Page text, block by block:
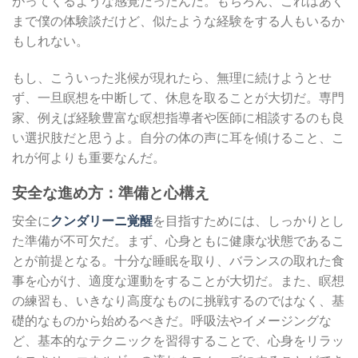
まで僕の体験談だけど、似たような経験をする人もいるか
もしれない。
もし、こういった兆候が現れたら、無理に続けようとせ
ず、一旦瞑想を中断して、休息を取ることが大切だ。専門
家、例えば経験豊富な瞑想指導者や医師に相談するのも良
い選択肢だと思うよ。自分の体の声に耳を傾けること、こ
れが何よりも重要なんだ。
安全な進め方：準備と心構え
安全にクンダリーニ覚醒を目指すためには、しっかりとし
た準備が不可欠だ。まず、心身ともに健康な状態であるこ
とが前提となる。十分な睡眠を取り、バランスの取れた食
事を心がけ、適度な運動をすることが大切だ。また、瞑想
の練習も、いきなり高度なものに挑戦するのではなく、基
礎的なものから始めるべきだ。呼吸法やイメージングな
ど、基本的なテクニックを習得することで、心身をリラッ